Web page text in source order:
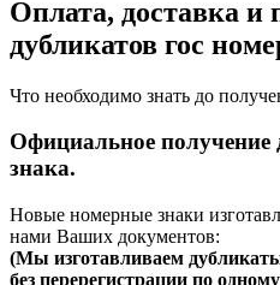
Оплата, доставка и
дубликатов гос
Что необходимо знать до
Официальное получение
знака.
Новые номерные знаки
нами Ваших документов:
(Мы изготавливаем
без перерегистрации по